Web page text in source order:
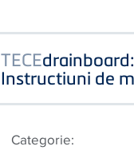
TECE
Instructiuni de
Categorie: